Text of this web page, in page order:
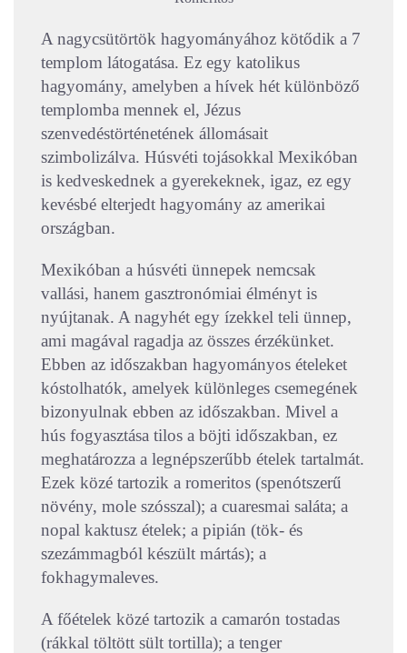
A nagycsütörtök hagyományához kötődik a 7
templom látogatása. Ez egy katolikus
hagyomány, amelyben a hívek hét különböző
templomba mennek el, Jézus
szenvedéstörténetének állomásait
szimbolizálva. Húsvéti tojásokkal Mexikóban
is kedveskednek a gyerekeknek, igaz, ez egy
kevésbé elterjedt hagyomány az amerikai
országban.
Mexikóban a húsvéti ünnepek nemcsak
vallási, hanem gasztronómiai élményt is
nyújtanak. A nagyhét egy ízekkel teli ünnep,
ami magával ragadja az összes érzékünket.
Ebben az időszakban hagyományos ételeket
kóstolhatók, amelyek különleges csemegének
bizonyulnak ebben az időszakban. Mivel a
hús fogyasztása tilos a böjti időszakban, ez
meghatározza a legnépszerűbb ételek tartalmát.
Ezek közé tartozik a romeritos (spenótszerű
növény, mole szósszal); a cuaresmai saláta; a
nopal kaktusz ételek; a pipián (tök- és
szezámmagból készült mártás); a
fokhagymaleves.
A főételek közé tartozik a camarón tostadas
(rákkal töltött sült tortilla); a tenger